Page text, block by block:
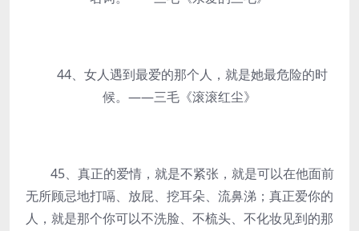
44、女人遇到最爱的那个人，就是她最危险的时
候。——三毛《滚滚红尘》
45、真正的爱情，就是不紧张，就是可以在他面前
无所顾忌地打嗝、放屁、挖耳朵、流鼻涕；真正爱你的
人，就是那个你可以不洗脸、不梳头、不化妆见到的那